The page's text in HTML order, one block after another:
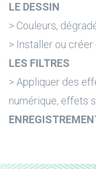
LE DESSIN
> Couleurs,
> Installer ou
LES FILTRES
> Appliquer des
numérique, effets